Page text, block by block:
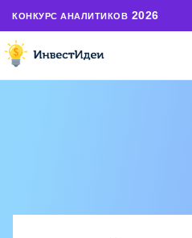
КОНКУРС АНАЛИТИКОВ 2026